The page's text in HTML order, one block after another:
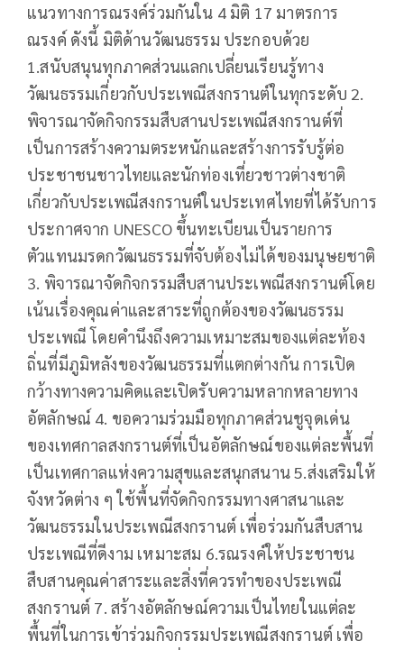
แนวทางการณรงค์ร่วมกันใน 4 มิติ 17 มาตรการ
ณรงค์ ดังนี้ มิติด้านวัฒนธรรม ประกอบด้วย
1.สนับสนุนทุกภาคส่วนแลกเปลี่ยนเรียนรู้ทาง
วัฒนธรรมเกี่ยวกับประเพณีสงกรานต์ในทุกระดับ 2.
พิจารณาจัดกิจกรรมสืบสานประเพณีสงกรานต์ที่
เป็นการสร้างความตระหนักและสร้างการรับรู้ต่อ
ประชาชนชาวไทยและนักท่องเที่ยวชาวต่างชาติ
เกี่ยวกับประเพณีสงกรานต์ในประเทศไทยที่ได้รับการ
ประกาศจาก UNESCO ขึ้นทะเบียนเป็นรายการ
ตัวแทนมรดกวัฒนธรรมที่จับต้องไม่ได้ของมนุษยชาติ
3. พิจารณาจัดกิจกรรมสืบสานประเพณีสงกรานต์โดย
เน้นเรื่องคุณค่าและสาระที่ถูกต้องของวัฒนธรรม
ประเพณี โดยคำนึงถึงความเหมาะสมของแต่ละท้อง
ถิ่นที่มีภูมิหลังของวัฒนธรรมที่แตกต่างกัน การเปิด
กว้างทางความคิดและเปิดรับความหลากหลายทาง
อัตลักษณ์ 4. ขอความร่วมมือทุกภาคส่วนชูจุดเด่น
ของเทศกาลสงกรานต์ที่เป็นอัตลักษณ์ของแต่ละพื้นที่
เป็นเทศกาลแห่งความสุขและสนุกสนาน 5.ส่งเสริมให้
จังหวัดต่าง ๆ ใช้พื้นที่จัดกิจกรรมทางศาสนาและ
วัฒนธรรมในประเพณีสงกรานต์ เพื่อร่วมกันสืบสาน
ประเพณีที่ดีงาม เหมาะสม 6.รณรงค์ให้ประชาชน
สืบสานคุณค่าสาระและสิ่งที่ควรทำของประเพณี
สงกรานต์ 7. สร้างอัตลักษณ์ความเป็นไทยในแต่ละ
พื้นที่ในการเข้าร่วมกิจกรรมประเพณีสงกรานต์ เพื่อ